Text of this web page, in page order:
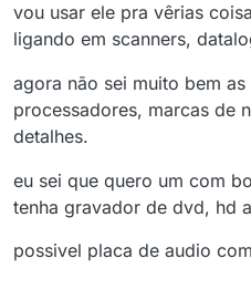
vou usar ele pra vêrias
ligando em scanners,
agora não sei muito bem
processadores, marcas de
detalhes.
eu sei que quero um com
tenha gravador de dvd, hd
possivel placa de audio